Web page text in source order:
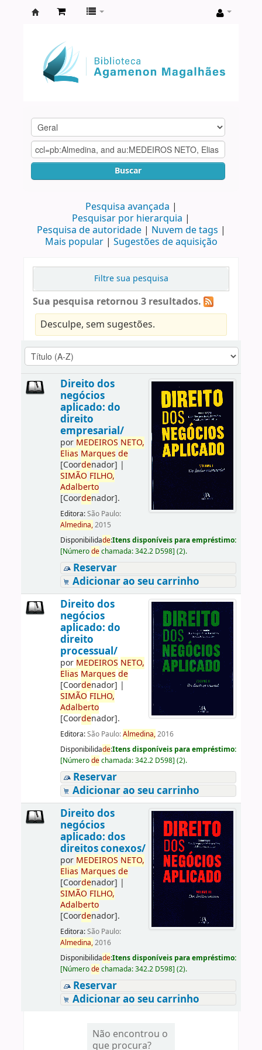
Agamenon
Magalhães
Buscar
Pesquisa avançada
Pesquisar por hierarquia
Pesquisa de autoridade
Nuvem de tags
Mais popular
Sugestões de aquisição
Filtre sua pesquisa
Sua pesquisa retornou 3 resultados.
Desculpe, sem sugestões.
Direito dos
negócios
aplicado: do
direito
empresarial/
por MEDEIROS NETO,
Elias Marques de
[Coordenador] |
SIMÃO FILHO,
Adalberto
[Coordenador].
Editora:São Paulo:
Almedina,2015
Disponibilidade:Itens disponíveis para empréstimo:
[Númerodechamada:342.2 D598] (2).
Reservar
Adicionar ao seu carrinho
Direito dos
negócios
aplicado: do
direito
processual/
por MEDEIROS NETO,
Elias Marques de
[Coordenador] |
SIMÃO FILHO,
Adalberto
[Coordenador].
Editora:São Paulo:Almedina,2016
Disponibilidade:Itens disponíveis para empréstimo:
[Númerodechamada:342.2 D598] (2).
Reservar
Adicionar ao seu carrinho
Direito dos
negócios
aplicado: dos
direitos conexos/
por MEDEIROS NETO,
Elias Marques de
[Coordenador] |
SIMÃO FILHO,
Adalberto
[Coordenador].
Editora:São Paulo:
Almedina,2016
Disponibilidade:Itens disponíveis para empréstimo:
[Númerodechamada:342.2 D598] (2).
Reservar
Adicionar ao seu carrinho
Não encontrou o
que procura?